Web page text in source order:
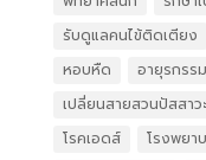
รับดูแลคนไข้ติดเตียง
หอบหืด
อายุรกรรม
เปลี่ยนสายสวนปัสสาวะ
โรคเอดส์
โรงพยา